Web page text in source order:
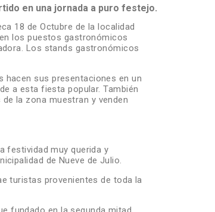
en una jornada a puro festejo.
18 de Octubre de la localidad
los puestos gastronómicos
Los stands gastronómicos
hacen sus presentaciones en un
a esta fiesta popular. También
la zona muestran y venden
festividad muy querida y
de Nueve de Julio.
turistas provenientes de toda la